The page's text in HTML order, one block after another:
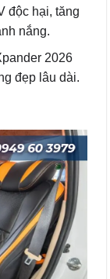
độc hại, tăng
nắng.
2026
đẹp lâu dài.